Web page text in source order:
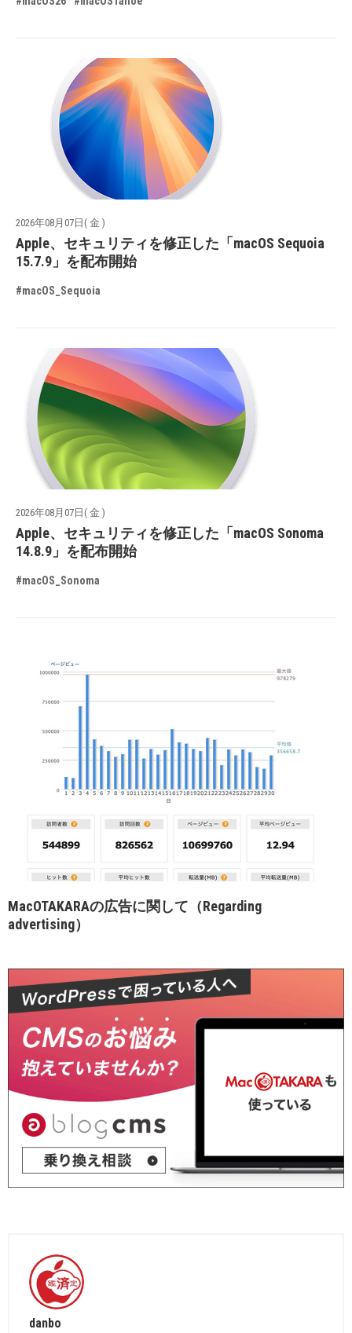
2026年08月07日( 金 )
Apple、セキュリティを修正した「macOS Sequoia
15.7.9」を配布開始
#macOS_Sequoia
2026年08月07日( 金 )
Apple、セキュリティを修正した「macOS Sonoma
14.8.9」を配布開始
#macOS_Sonoma
MacOTAKARAの広告に関して（Regarding
advertising）
danbo